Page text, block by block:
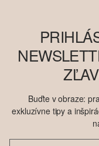
Buďte v obraze:
exkluzívne tipy a